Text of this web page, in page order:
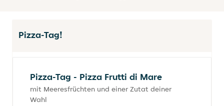
Pizza-Tag!
Pizza-Tag - Pizza Frutti di Mare
mit Meeresfrüchten und einer Zutat deiner
Wahl